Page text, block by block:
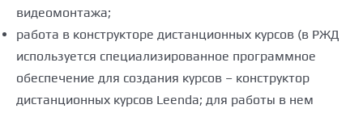
видеомонтажа;
работа в конструкторе дистанционных курсов (в РЖД
используется специализированное программное
обеспечение для создания курсов – конструктор
дистанционных курсов Leenda; для работы в нем